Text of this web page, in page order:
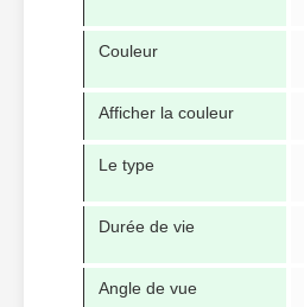
Couleur
Afficher la couleur
Le type
Durée de vie
Angle de vue